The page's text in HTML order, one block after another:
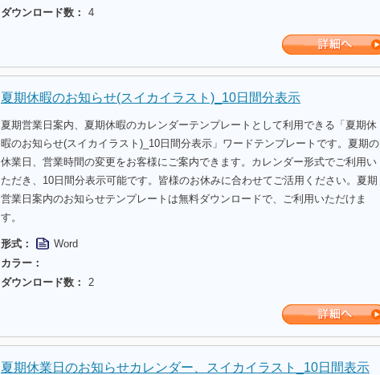
ダウンロード数：
4
夏期休暇のお知らせ(スイカイラスト)_10日間分表示
夏期営業日案内、夏期休暇のカレンダーテンプレートとして利用できる「夏期休
暇のお知らせ(スイカイラスト)_10日間分表示」ワードテンプレートです。夏期の
休業日、営業時間の変更をお客様にご案内できます。カレンダー形式でご利用い
ただき、10日間分表示可能です。皆様のお休みに合わせてご活用ください。夏期
営業日案内のお知らせテンプレートは無料ダウンロードで、ご利用いただけま
す。
形式：
Word
カラー：
ダウンロード数：
2
夏期休業日のお知らせカレンダー、スイカイラスト_10日間表示